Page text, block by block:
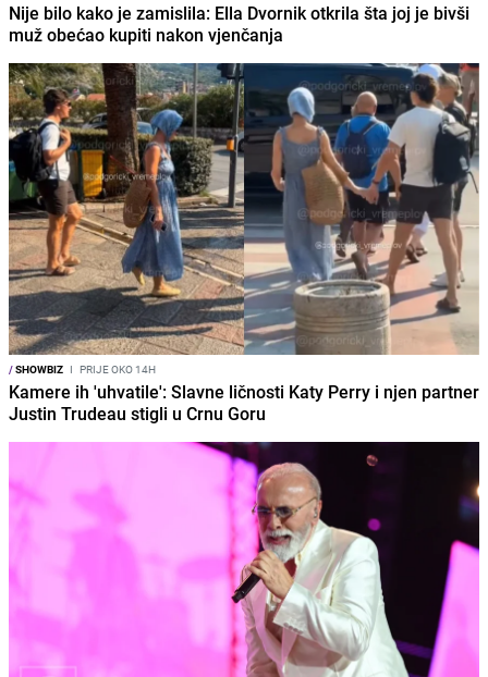
Nije bilo kako je zamislila: Ella Dvornik otkrila šta joj je bivši
muž obećao kupiti nakon vjenčanja
/SHOWBIZ I PRIJE OKO 14H
Kamere ih 'uhvatile': Slavne ličnosti Katy Perry i njen partner
Justin Trudeau stigli u Crnu Goru